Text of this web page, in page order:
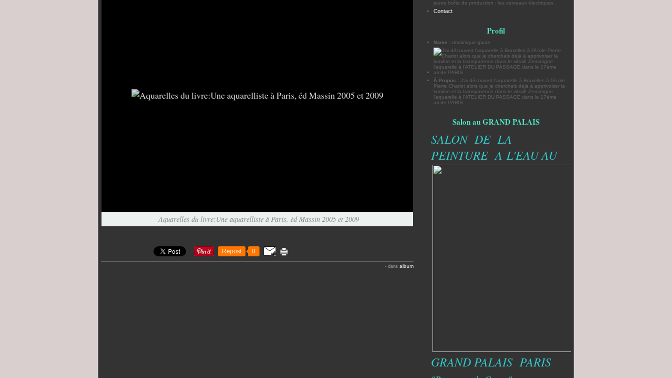
Aquarelles du livre:Une aquarelliste à Paris, éd Massin 2005 et 2009
Repost 0
- dans album
jeune boîte de production : les cerveaux électriques .
Contact
Profil
Name : dominique gioan
À Propos : J'ai découvert l'aquarelle à Bruxelles à l'école
Pierre Chariot alors que je cherchais déjà à apprivoiser la
lumière et la transparence dans le vitrail! J'enseigne
l'aquarelle à l'ATELIER DU PASSAGE dans le 17ème
arr.de PARIS
Salon au GRAND PALAIS
SALON DE LA
PEINTURE A L'EAU AU
GRAND PALAIS PARIS